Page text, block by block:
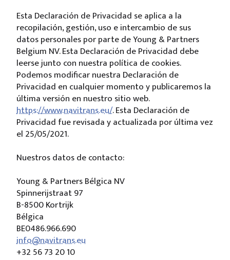
Esta Declaración de Privacidad se aplica a la
recopilación, gestión, uso e intercambio de sus
datos personales por parte de Young & Partners
Belgium NV. Esta Declaración de Privacidad debe
leerse junto con nuestra política de cookies.
Podemos modificar nuestra Declaración de
Privacidad en cualquier momento y publicaremos la
última versión en nuestro sitio web.
https://www.navitrans.eu/. Esta Declaración de
Privacidad fue revisada y actualizada por última vez
el 25/05/2021.
Nuestros datos de contacto:
Young & Partners Bélgica NV
Spinnerijstraat 97
B-8500 Kortrijk
Bélgica
BE0486.966.690
info@navitrans.eu
+32 56 73 20 10